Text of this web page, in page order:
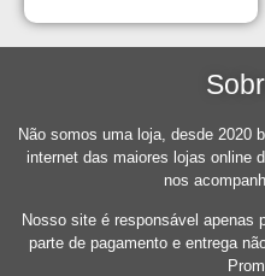
Não somos uma loja, desde 2020
internet das maiores lojas online
nos
Nosso site é responsável apenas
parte de pagamento e entrega